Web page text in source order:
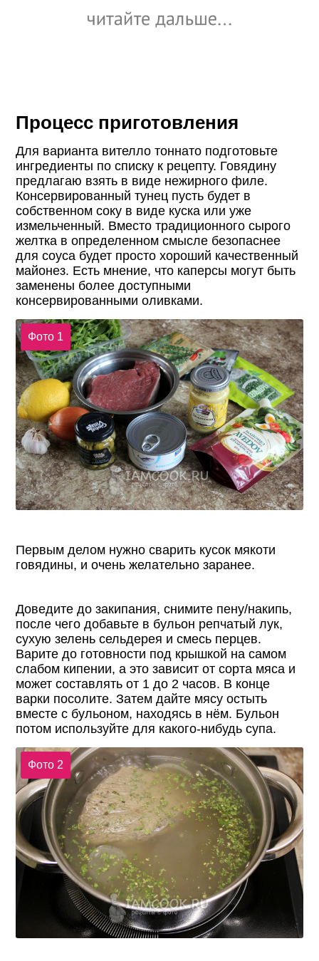
Процесс приготовления
Для варианта вителло тоннато подготовьте
ингредиенты по списку к рецепту. Говядину
предлагаю взять в виде нежирного филе.
Консервированный тунец пусть будет в
собственном соку в виде куска или уже
измельченный. Вместо традиционного сырого
желтка в определенном смысле безопаснее
для соуса будет просто хороший качественный
майонез. Есть мнение, что каперсы могут быть
заменены более доступными
консервированными оливками.
Фото 1
Первым делом нужно сварить кусок мякоти
говядины, и очень желательно заранее.
Доведите до закипания, снимите пену/накипь,
после чего добавьте в бульон репчатый лук,
сухую зелень сельдерея и смесь перцев.
Варите до готовности под крышкой на самом
слабом кипении, а это зависит от сорта мяса и
может составлять от 1 до 2 часов. В конце
варки посолите. Затем дайте мясу остыть
вместе с бульоном, находясь в нём. Бульон
потом используйте для какого-нибудь супа.
Фото 2